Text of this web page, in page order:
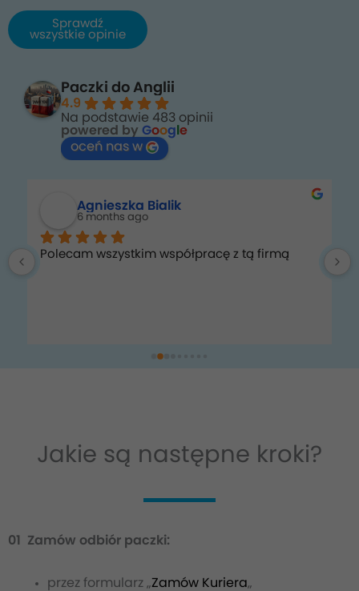
Sprawdź
wszystkie opinie
Paczki do Anglii
4.9
Na podstawie 483 opinii
powered by Goog e
oceń nas w
Agnieszka Bialik
6 months ago
Polecam wszystkim współpracę z tą firmą
Jakie są następne kroki?
01 Zamów odbiór paczki:
przez formularz „Zamów Kuriera„